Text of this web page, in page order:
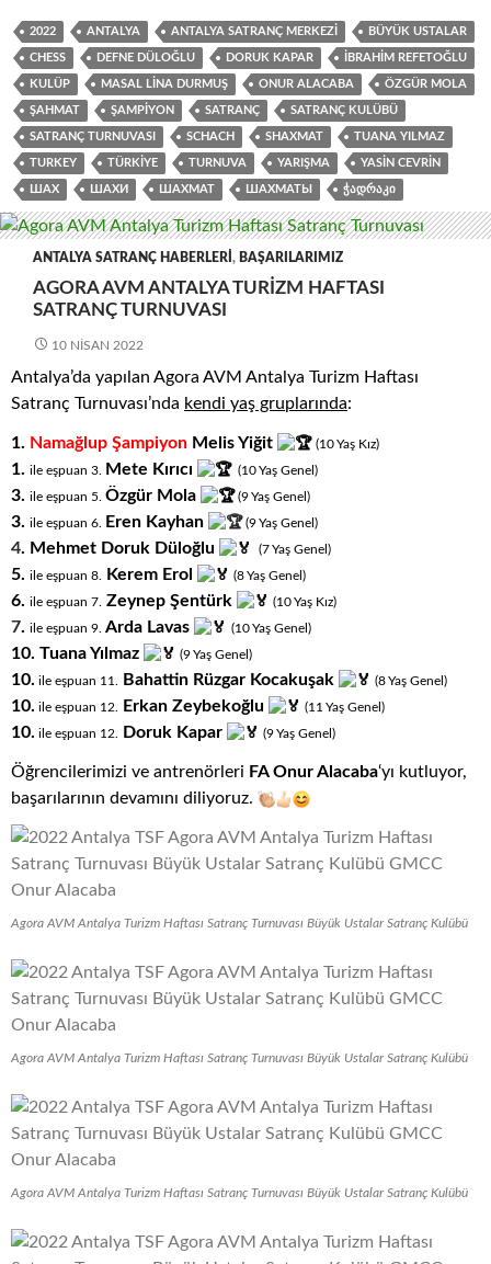
2022 ANTALYA ANTALYA SATRANÇ MERKEZI BÜYÜK USTALAR
CHESS DEFNE DÜLOĞLU DORUK KAPAR İBRAHIM REFETOĞLU
KULÜP MASAL LINA DURMUŞ ONUR ALACABA ÖZGÜR MOLA
ŞAHMAT ŞAMPIYON SATRANÇ SATRANÇ KULÜBÜ
SATRANÇ TURNUVASI SCHACH SHAXMAT TUANA YILMAZ
TURKEY TÜRKIYE TURNUVA YARIŞMA YASIN CEVRIN
ШАХ ШАХИ ШАХМАТ ШАХМАТЫ ᲭᲐᲓᲠᲐᲙᲘ
ANTALYA SATRANÇ HABERLERI , BAŞARILARIMIZ
AGORA AVM ANTALYA TURIZM HAFTASI
SATRANÇ TURNUVASI
10 NISAN 2022
Antalya’da yapılan Agora AVM Antalya Turizm Haftası
Satranç Turnuvası’nda kendi yaş gruplarında:
1. Namağlup Şampiyon Melis Yiğit (10Yaş Kız)
1. ile eşpuan 3. Mete Kırıcı (10Yaş Genel)
3. ile eşpuan 5. Özgür Mola (9Yaş Genel)
3. ile eşpuan 6. Eren Kayhan (9Yaş Genel)
4. Mehmet Doruk Düloğlu (7Yaş Genel)
5. ile eşpuan 8. Kerem Erol (8Yaş Genel)
6. ile eşpuan 7. Zeynep Şentürk (10Yaş Kız)
7. ile eşpuan 9. Arda Lavas (10Yaş Genel)
10. Tuana Yılmaz (9Yaş Genel)
10. ile eşpuan 11. Bahattin Rüzgar Kocakuşak (8Yaş Genel)
10. ile eşpuan 12. Erkan Zeybekoğlu (11 Yaş Genel)
10. ile eşpuan 12. Doruk Kapar (9Yaş Genel)
Öğrencilerimizi ve antrenörleri FA Onur Alacaba‘yı kutluyor,
başarılarının devamını diliyoruz.
Agora AVM Antalya Turizm Haftası Satranç Turnuvası Büyük Ustalar Satranç Kulübü
Agora AVM Antalya Turizm Haftası Satranç Turnuvası Büyük Ustalar Satranç Kulübü
Agora AVM Antalya Turizm Haftası Satranç Turnuvası Büyük Ustalar Satranç Kulübü